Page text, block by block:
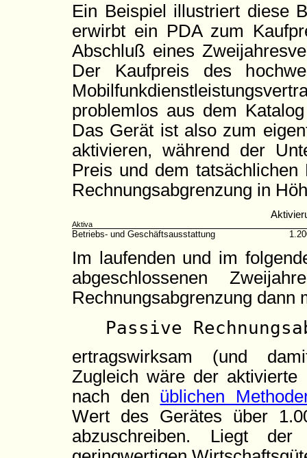
Ein Beispiel illustriert diese
erwirbt ein PDA zum
Abschluß eines
Der Kaufpreis des
problemlos aus dem
Das Gerät ist also zum
aktivieren, während der
Preis und dem
Rechnungsabgrenzung in
Aktiva
Betriebs- und Geschäftsausstattung
Im laufenden und im
abgeschlossenen
Rechnungsabgrenzung dann
Passive
ertragswirksam (und
Zugleich wäre der
nach den üblichen
Wert des Gerätes über
abzuschreiben. Liegt